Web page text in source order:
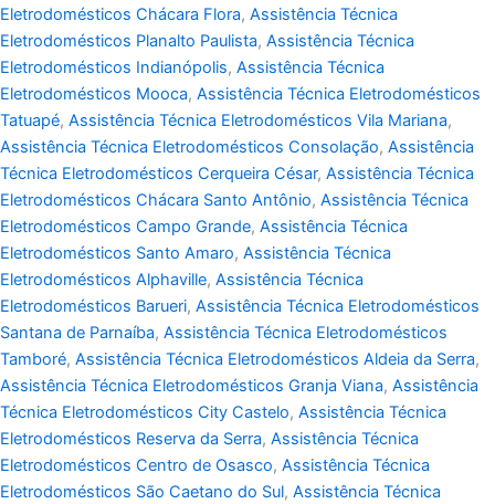
Eletrodomésticos Chácara Flora, Assistência Técnica
Eletrodomésticos Planalto Paulista, Assistência Técnica
Eletrodomésticos Indianópolis, Assistência Técnica
Eletrodomésticos Mooca, Assistência Técnica Eletrodomésticos
Tatuapé, Assistência Técnica Eletrodomésticos Vila Mariana,
Assistência Técnica Eletrodomésticos Consolação, Assistência
Técnica Eletrodomésticos Cerqueira César, Assistência Técnica
Eletrodomésticos Chácara Santo Antônio, Assistência Técnica
Eletrodomésticos Campo Grande, Assistência Técnica
Eletrodomésticos Santo Amaro, Assistência Técnica
Eletrodomésticos Alphaville, Assistência Técnica
Eletrodomésticos Barueri, Assistência Técnica Eletrodomésticos
Santana de Parnaíba, Assistência Técnica Eletrodomésticos
Tamboré, Assistência Técnica Eletrodomésticos Aldeia da Serra,
Assistência Técnica Eletrodomésticos Granja Viana, Assistência
Técnica Eletrodomésticos City Castelo, Assistência Técnica
Eletrodomésticos Reserva da Serra, Assistência Técnica
Eletrodomésticos Centro de Osasco, Assistência Técnica
Eletrodomésticos São Caetano do Sul, Assistência Técnica